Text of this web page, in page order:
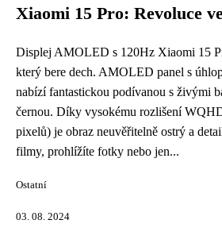
Xiaomi 15 Pro: Revoluce
Displej AMOLED s 120Hz Xiaomi 15
který bere dech. AMOLED panel s
nabízí fantastickou podívanou s živými
černou. Díky vysokému rozlišení
pixelů) je obraz neuvěřitelně ostrý a
filmy, prohlížíte fotky nebo jen...
Ostatní
03. 08. 2024